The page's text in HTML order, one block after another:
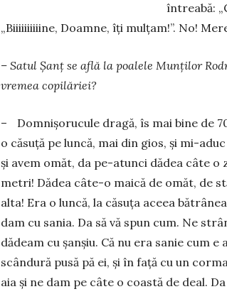
întreabă:
„Biiiiiiiiiine, Doamne, îți mul­țam!”. No!
– Satul Șanț se află la poalele Munților
vremea copilăriei?
– Domnișorucule dragă, îs mai bine de
o căsuță pe luncă, mai din gios, și mi-
și avem omăt, da pe-atunci dădea câte
metri! Dădea câte-o maică de omăt, de
alta! Era o luncă, la căsuța aceea
dam cu sania. Da să vă spun cum. Ne
dădeam cu șanșiu. Că nu era sanie cum
scândură pusă pă ei, și în față cu un
aia și ne dam pe câte o coastă de deal.